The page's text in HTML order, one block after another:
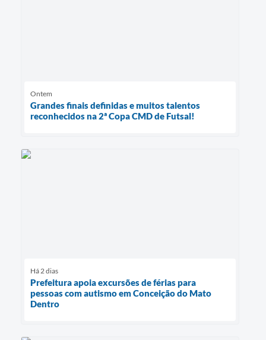
Ontem
Grandes finais definidas e muitos talentos
reconhecidos na 2ª Copa CMD de Futsal!
Há 2 dias
Prefeitura apoia excursões de férias para
pessoas com autismo em Conceição do Mato
Dentro